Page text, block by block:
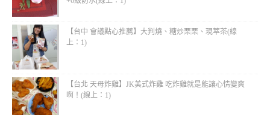
【台中 會議點心推薦】大判燒、糖炒栗栗、現萃茶(線
上：1)
【台北 天母炸雞】JK美式炸雞 吃炸雞就是能讓心情變爽
啊！(線上：1)